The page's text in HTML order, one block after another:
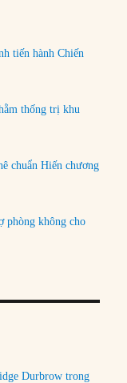
tiến hành Chiến
thống trị khu
chuẩn Hiến chương
phòng không cho
Durbrow trong